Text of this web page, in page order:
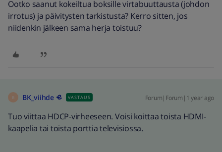
Ootko saanut kokeiltua boksille virtabuuttausta (johdon
irrotus) ja päivitysten tarkistusta? Kerro sitten, jos
niidenkin jälkeen sama herja toistuu?
B BK_viihde VASTAUS Forum|Forum|1 year ago
Tuo viittaa HDCP-virheeseen. Voisi koittaa toista HDMI-
kaapelia tai toista porttia televisiossa.